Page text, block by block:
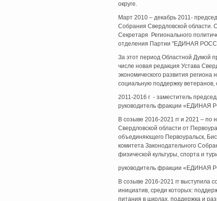
округе.
Март 2010 – декабрь 2011-
Собрания Свердловской области.
Секретаря Регионального
отделения Партии "ЕДИНАЯ
За этот период Областной Думой
числе новая редакция Устава
экономического развития региона
социальную поддержку ветеранов,
2011-2016 г - заместитель
руководитель фракции «ЕДИНАЯ
В созыве 2016-2021 гг и 2021 – по
Свердловской области от
объединяющего Первоуральск,
комитета Законодательного
физической культуры, спорта и
руководитель фракции «ЕДИНАЯ
В созыве 2016-2021 гг выступила
инициатив, среди которых:
питания в школах, поддержка и